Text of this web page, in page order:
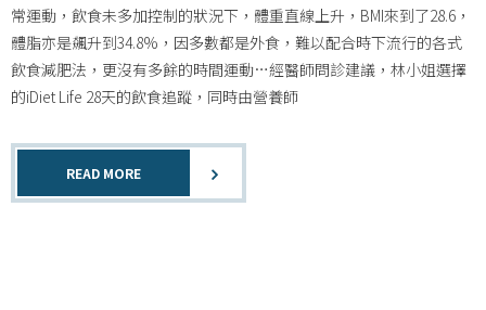
常運動，飲食未多加控制的狀況下，體重直線上升，BMI來到了28.6，
體脂亦是飆升到34.8%，因多數都是外食，難以配合時下流行的各式
飲食減肥法，更沒有多餘的時間運動…經醫師問診建議，林小姐選擇
的iDiet Life 28天的飲食追蹤，同時由營養師
READ MORE